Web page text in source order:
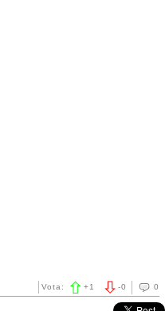
0
-0
Vota: +1